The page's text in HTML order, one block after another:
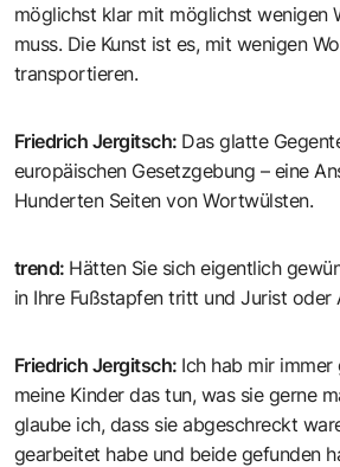
möglichst klar mit möglichst wenigen
muss. Die Kunst ist es, mit wenigen
transportieren.
Friedrich Jergitsch: Das glatte
europäischen Gesetzgebung – eine
Hunderten Seiten von Wortwülsten.
trend: Hätten Sie sich eigentlich
in Ihre Fußstapfen tritt und Jurist oder
Friedrich Jergitsch: Ich hab mir
meine Kinder das tun, was sie gerne
glaube ich, dass sie abgeschreckt
gearbeitet habe und beide gefunden